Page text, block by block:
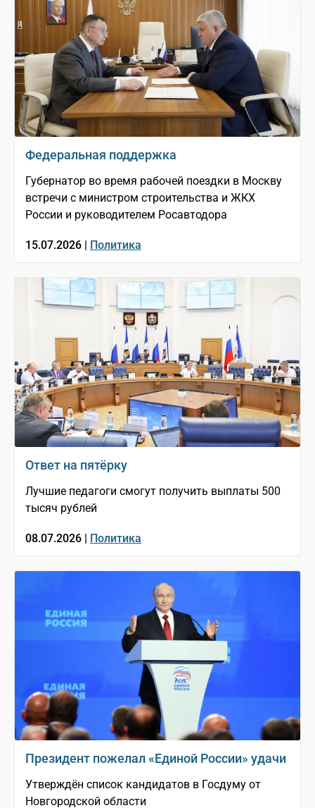
Федеральная поддержка
Губернатор во время рабочей поездки в Москву
встречи с министром строительства и ЖКХ
России и руководителем Росавтодора
15.07.2026 | Политика
Ответ на пятёрку
Лучшие педагоги смогут получить выплаты 500
тысяч рублей
08.07.2026 | Политика
Президент пожелал «Единой России» удачи
Утверждён список кандидатов в Госдуму от
Новгородской области